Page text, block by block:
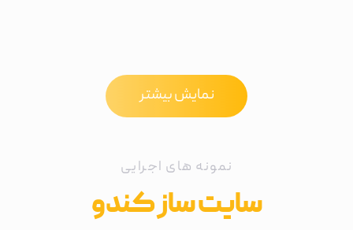
نمایش بیشتر
نمونه های اجرایی
سایت ساز کندو